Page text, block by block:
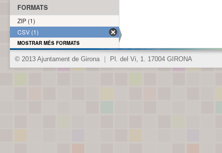
FORMATS
ZIP (1)
CSV (1)
MOSTRAR MÉS FORMATS
© 2013 Ajuntament de Girona Pl. del Vi, 1. 17004 GIRONA